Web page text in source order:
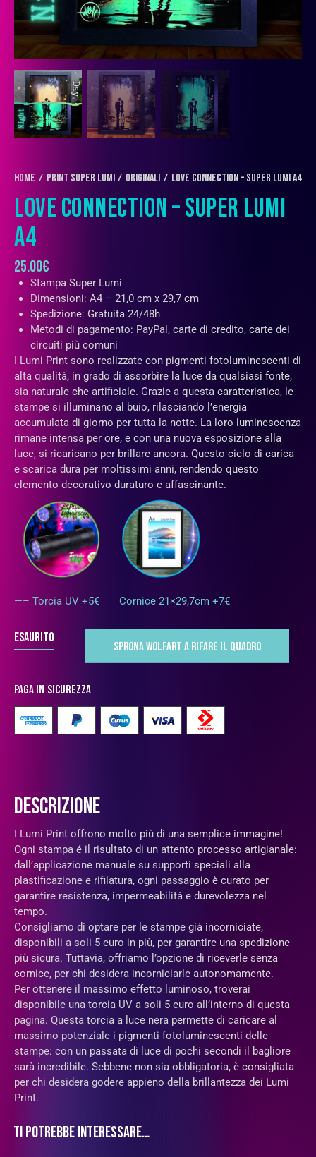
Home PRINT SUPER LUMI Originali Love Connection – Super Lumi A4
LOVE CONNECTION – SUPER LUMI
A4
25.00€
Stampa Super Lumi
Dimensioni: A4 – 21,0 cm x 29,7 cm
Spedizione: Gratuita 24/48h
Metodi di pagamento: PayPal, carte di credito, carte dei
circuiti più comuni
I Lumi Print sono realizzate con pigmenti fotoluminescenti di
alta qualità, in grado di assorbire la luce da qualsiasi fonte,
sia naturale che artificiale. Grazie a questa caratteristica, le
stampe si illuminano al buio, rilasciando l’energia
accumulata di giorno per tutta la notte. La loro luminescenza
rimane intensa per ore, e con una nuova esposizione alla
luce, si ricaricano per brillare ancora. Questo ciclo di carica
e scarica dura per moltissimi anni, rendendo questo
elemento decorativo duraturo e affascinante.
—– Torcia UV +5€ Cornice 21×29,7cm +7€
Esaurito
Paga in sicurezza
DESCRIZIONE
I Lumi Print offrono molto più di una semplice immagine!
Ogni stampa é il risultato di un attento processo artigianale:
dall’applicazione manuale su supporti speciali alla
plastificazione e rifilatura, ogni passaggio è curato per
garantire resistenza, impermeabilità e durevolezza nel
tempo.
Consigliamo di optare per le stampe già incorniciate,
disponibili a soli 5 euro in più, per garantire una spedizione
più sicura. Tuttavia, offriamo l’opzione di riceverle senza
cornice, per chi desidera incorniciarle autonomamente.
Per ottenere il massimo effetto luminoso, troverai
disponibile una torcia UV a soli 5 euro all’interno di questa
pagina. Questa torcia a luce nera permette di caricare al
massimo potenziale i pigmenti fotoluminescenti delle
stampe: con un passata di luce di pochi secondi il bagliore
sarà incredibile. Sebbene non sia obbligatoria, è consigliata
per chi desidera godere appieno della brillantezza dei Lumi
Print.
TI POTREBBE INTERESSARE…